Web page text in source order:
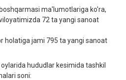
ma'lumotlariga ko'ra,
72 ta yangi sanoat
holatiga jami 795 ta yangi sanoat
hududlar kesimida tashkil
soni: